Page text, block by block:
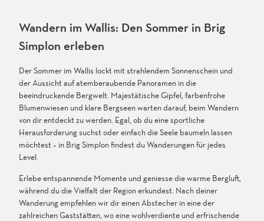
Wandern im Wallis: Den Sommer in Brig
Simplon erleben
Der Sommer im Wallis lockt mit strahlendem Sonnenschein und
der Aussicht auf atemberaubende Panoramen in die
beeindruckende Bergwelt. Majestätische Gipfel, farbenfrohe
Blumenwiesen und klare Bergseen warten darauf, beim Wandern
von dir entdeckt zu werden. Egal, ob du eine sportliche
Herausforderung suchst oder einfach die Seele baumeln lassen
möchtest – in Brig Simplon findest du Wanderungen für jedes
Level.
Erlebe entspannende Momente und geniesse die warme Bergluft,
während du die Vielfalt der Region erkundest. Nach deiner
Wanderung empfehlen wir dir einen Abstecher in eine der
zahlreichen Gaststätten, wo eine wohlverdiente und erfrischende